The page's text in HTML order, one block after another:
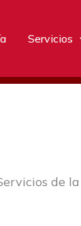
Servicios
de